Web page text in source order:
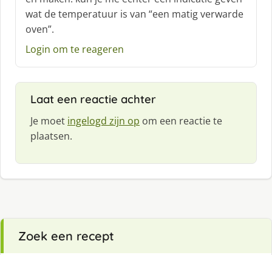
r
e
e
:
wat de temperatuur is van “een matig verwarde
oven”.
Login om te reageren
Laat een reactie achter
Je moet ingelogd zijn op om een reactie te
plaatsen.
Zoek een recept